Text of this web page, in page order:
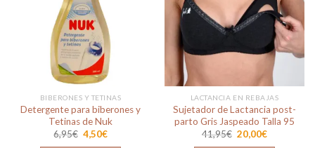
BIBERONES Y TETINAS
Detergente para biberones y
Tetinas de Nuk
6,95€ El
precio
4,50€El
Añadir
a la
lista de
deseos
LACTANCIA EN REBAJAS
Sujetador de Lactancia post-
parto Gris Jaspeado Talla 95
41,95€ El
precio
20,00€El